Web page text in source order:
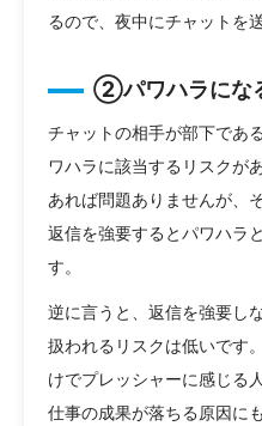
るので、夜中にチャットを
②パワハラにな
チャットの相手が部下であ
ワハラに該当するリスクが
あれば問題ありませんが、
返信を強要するとパワハラ
す。
逆に言うと、返信を強要し
扱われるリスクは低いです
けでプレッシャーに感じる
仕事の成果が落ちる原因に